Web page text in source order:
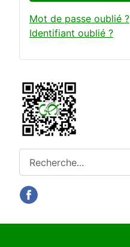
Mot de passe oublié ?
Identifiant oublié ?